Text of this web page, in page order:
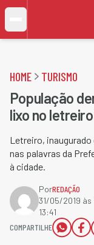
HOME TURISMO
População
lixo no
Letreiro, inaugurado
nas palavras da
à cidade.
PorREDAÇÃO
31/05/2019 às
13:41
COMPARTILHE